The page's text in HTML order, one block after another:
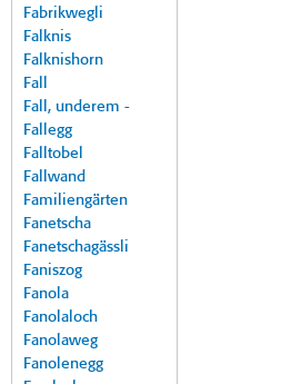
Fabrikwegli
Falknis
Falknishorn
Fall
Fall, underem -
Fallegg
Falltobel
Fallwand
Familiengärten
Fanetscha
Fanetschagässli
Faniszog
Fanola
Fanolaloch
Fanolaweg
Fanolenegg